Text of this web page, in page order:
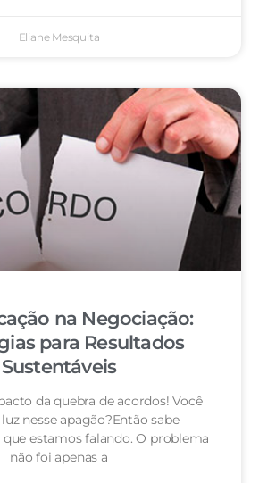
Eliane Mesquita
na Negociação:
para Resultados
Sustentáveis
da quebra de acordos! Você
nesse apagão?Então sabe
estamos falando. O problema
não foi apenas a